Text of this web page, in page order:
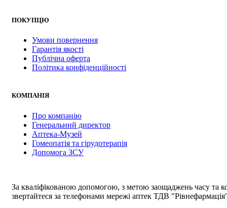
ПОКУПЦЮ
Умови повернення
Гарантія якості
Публічна оферта
Політика конфіденційності
КОМПАНІЯ
Про компанію
Генеральний директор
Аптека-Музей
Гомеопатія та гірудотерапія
Допомога ЗСУ
За кваліфікованою допомогою, з метою заощаджень часу та
звертайтеся за телефонами мережі аптек ТДВ